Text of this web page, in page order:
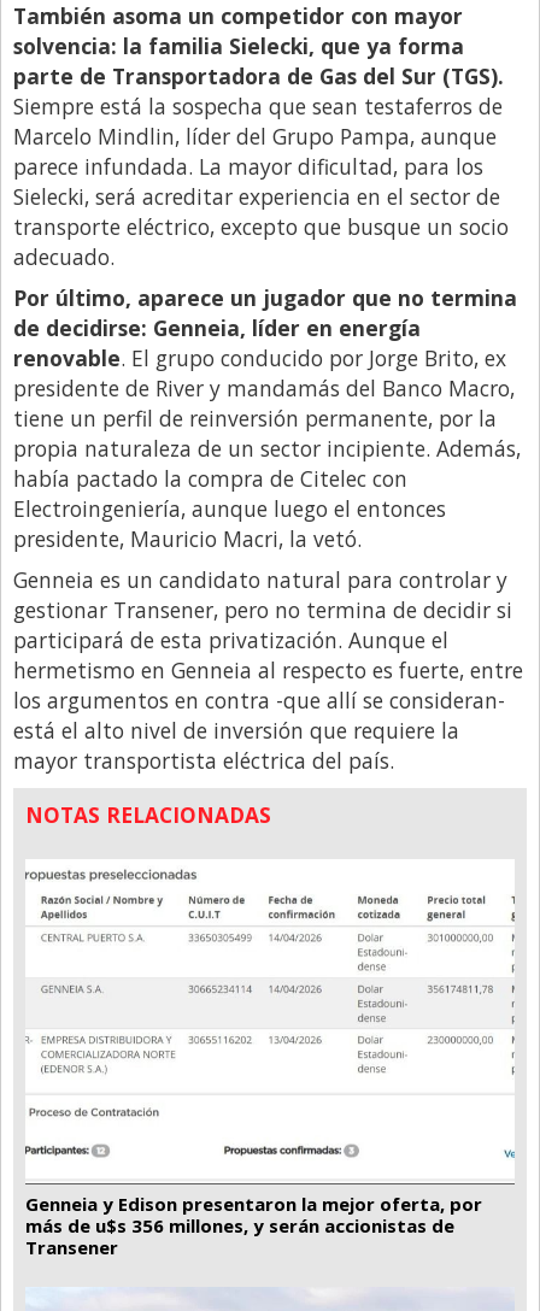
También asoma un competidor con mayor
solvencia: la familia Sielecki, que ya forma
parte de Transportadora de Gas del Sur (TGS).
Siempre está la sospecha que sean testaferros de
Marcelo Mindlin, líder del Grupo Pampa, aunque
parece infundada. La mayor dificultad, para los
Sielecki, será acreditar experiencia en el sector de
transporte eléctrico, excepto que busque un socio
adecuado.
Por último, aparece un jugador que no termina
de decidirse: Genneia, líder en energía
renovable. El grupo conducido por Jorge Brito, ex
presidente de River y mandamás del Banco Macro,
tiene un perfil de reinversión permanente, por la
propia naturaleza de un sector incipiente. Además,
había pactado la compra de Citelec con
Electroingeniería, aunque luego el entonces
presidente, Mauricio Macri, la vetó.
Genneia es un candidato natural para controlar y
gestionar Transener, pero no termina de decidir si
participará de esta privatización. Aunque el
hermetismo en Genneia al respecto es fuerte, entre
los argumentos en contra -que allí se consideran-
está el alto nivel de inversión que requiere la
mayor transportista eléctrica del país.
NOTAS RELACIONADAS
Genneia y Edison presentaron la mejor oferta, por
más de u$s 356 millones, y serán accionistas de
Transener